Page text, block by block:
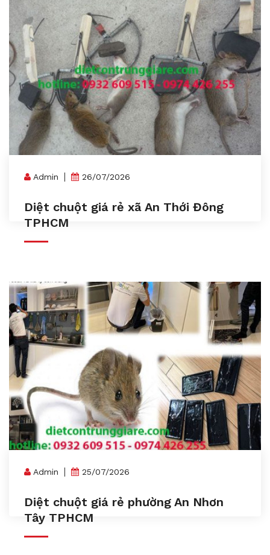
Admin 26/07/2026
Diệt chuột giá rẻ xã An Thới Đông
TPHCM
Admin 25/07/2026
Diệt chuột giá rẻ phường An Nhơn
Tây TPHCM